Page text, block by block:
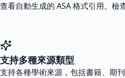
查看自動生成的 ASA 格式引用。檢
支持多種來源類型
支持各種學術來源，包括書籍、期